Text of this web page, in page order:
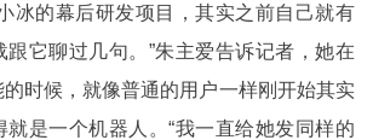
冰的幕后研发项目，其实之前自己就有
它聊过几句。”朱主爱告诉记者，她在
时候，就像普通的用户一样刚开始其实
就是一个机器人。“我一直给她发同样的